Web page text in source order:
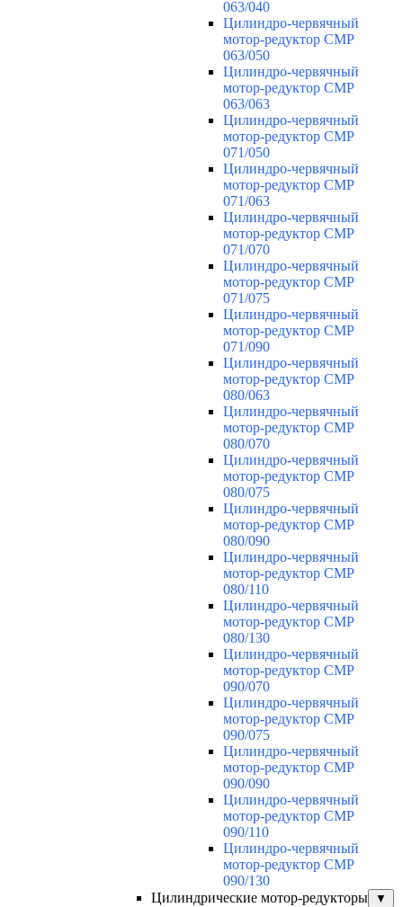
063/040
Цилиндро-червячный
мотор-редуктор CMP
063/050
Цилиндро-червячный
мотор-редуктор CMP
063/063
Цилиндро-червячный
мотор-редуктор CMP
071/050
Цилиндро-червячный
мотор-редуктор CMP
071/063
Цилиндро-червячный
мотор-редуктор CMP
071/070
Цилиндро-червячный
мотор-редуктор CMP
071/075
Цилиндро-червячный
мотор-редуктор CMP
071/090
Цилиндро-червячный
мотор-редуктор CMP
080/063
Цилиндро-червячный
мотор-редуктор CMP
080/070
Цилиндро-червячный
мотор-редуктор CMP
080/075
Цилиндро-червячный
мотор-редуктор CMP
080/090
Цилиндро-червячный
мотор-редуктор CMP
080/110
Цилиндро-червячный
мотор-редуктор CMP
080/130
Цилиндро-червячный
мотор-редуктор CMP
090/070
Цилиндро-червячный
мотор-редуктор CMP
090/075
Цилиндро-червячный
мотор-редуктор CMP
090/090
Цилиндро-червячный
мотор-редуктор CMP
090/110
Цилиндро-червячный
мотор-редуктор CMP
090/130
Цилиндрические мотор-редукторы
▼